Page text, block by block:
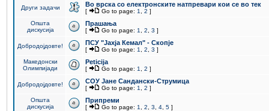
Други задачи Во врска со електронските натпревари кои се во тек
[ Go to page: 1 2 ]
Општа
дискусија
Прашања
[ Go to page: 1 2 3 ]
Добродојдовте! ПCУ "Јахја Кемал" - Скопје
[ Go to page: 1 2 3 ]
Македонски
Олимпијади
Peticija
[ Go to page: 1 2 ]
Добродојдовте! СОУ Јане Сандански-Струмица
[ Go to page: 1 2 ]
Општа
дискусија
Припреми
[ Go to page: 1 2 3 4 5 ]